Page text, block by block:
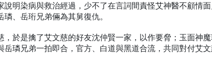
說明染病與救治經過，少不了在言詞間責怪艾神醫不顧情
、岳珩兄弟倆為其舅復仇。
，於是擒了艾文慈的好友沈仲賢一家，以作要脅；玉面神
岳璘兄弟一拍即合，官方、白道與黑道合流，共同對付艾